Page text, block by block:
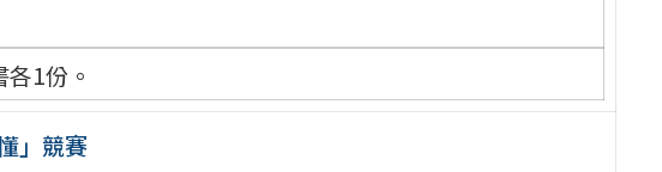
1份。
」競賽